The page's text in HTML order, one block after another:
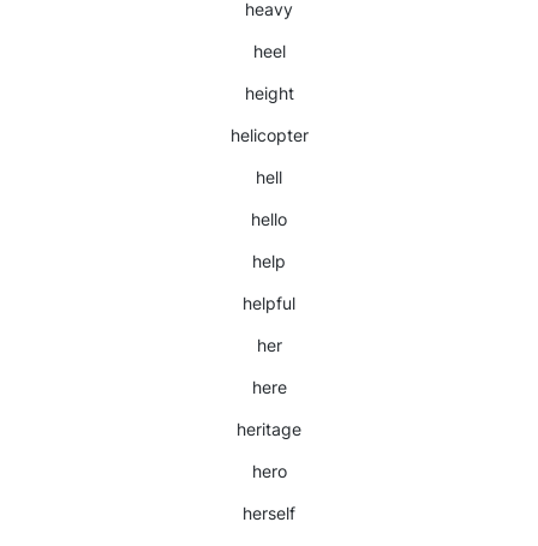
heavy
heel
height
helicopter
hell
hello
help
helpful
her
here
heritage
hero
herself